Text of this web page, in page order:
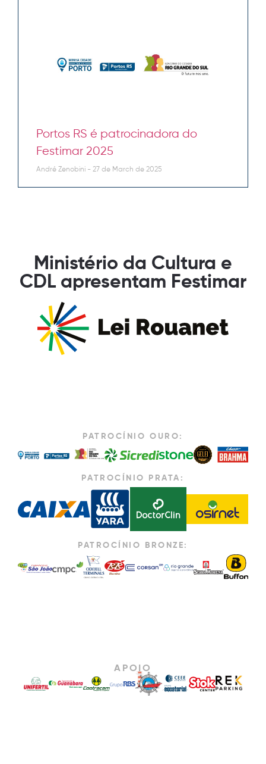
Portos RS é patrocinadora do
Festimar 2025
André Zenobini 27 de March de 2025
Ministério da Cultura e
CDL apresentam Festimar
PATROCÍNIO OURO:
PATROCÍNIO PRATA:
PATROCÍNIO BRONZE:
APOIO